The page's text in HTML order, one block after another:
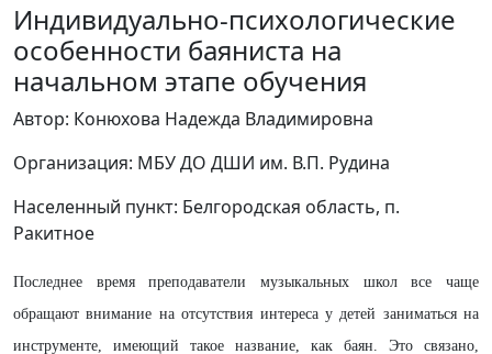
Индивидуально-психологические
особенности баяниста на
начальном этапе обучения
Автор: Конюхова Надежда Владимировна
Организация: МБУ ДО ДШИ им. В.П. Рудина
Населенный пункт: Белгородская область, п.
Ракитное
Последнее время преподаватели музыкальных школ все чаще
обращают внимание на отсутствия интереса у детей заниматься на
инструменте, имеющий такое название, как баян. Это связано,